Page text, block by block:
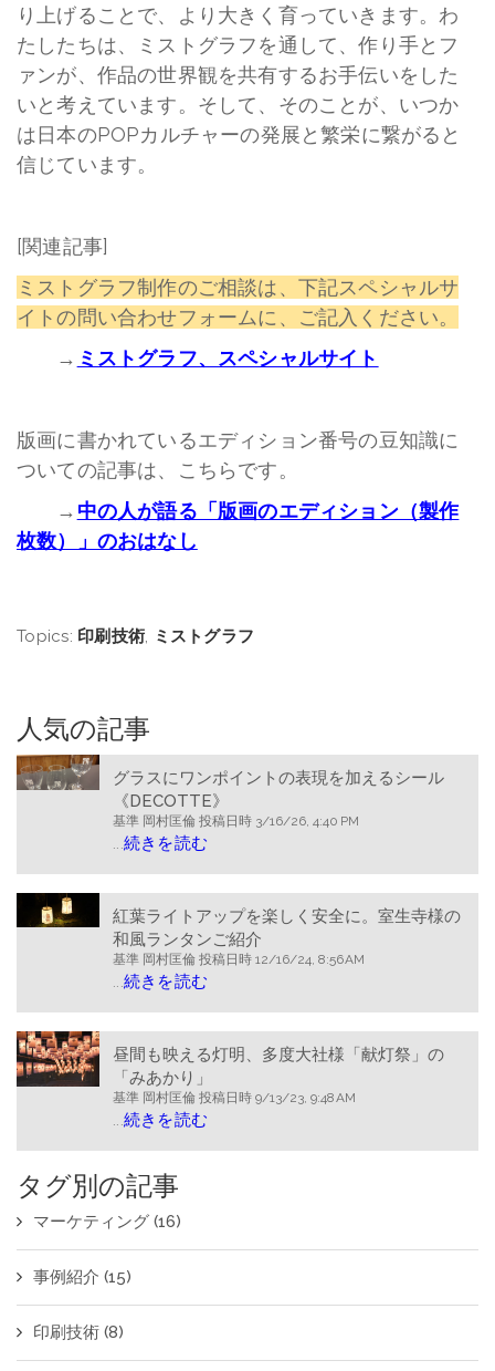
り上げることで、より大きく育っていきます。わ
たしたちは、ミストグラフを通して、作り手とフ
ァンが、作品の世界観を共有するお手伝いをした
いと考えています。そして、そのことが、いつか
は日本のPOPカルチャーの発展と繁栄に繋がると
信じています。
[関連記事]
ミストグラフ制作のご相談は、下記スペシャルサ
イトの問い合わせフォームに、ご記入ください。
→ ミストグラフ、スペシャルサイト
版画に書かれているエディション番号の豆知識に
ついての記事は、こちらです。
→ 中の人が語る「版画のエディション（製作
枚数）」のおはなし
Topics: 印刷技術, ミストグラフ
人気の記事
グラスにワンポイントの表現を加えるシール
《DECOTTE》
基準 岡村匡倫 投稿日時 3/16/26, 4:40 PM
...続きを読む
紅葉ライトアップを楽しく安全に。室生寺様の
和風ランタンご紹介
基準 岡村匡倫 投稿日時 12/16/24, 8:56 AM
...続きを読む
昼間も映える灯明、多度大社様「献灯祭」の
「みあかり」
基準 岡村匡倫 投稿日時 9/13/23, 9:48 AM
...続きを読む
タグ別の記事
マーケティング (16)
事例紹介 (15)
印刷技術 (8)